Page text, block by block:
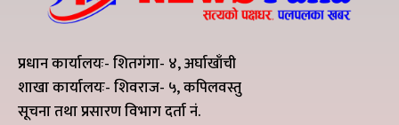
प्रधान कार्यालयः- शितगंगा- ४, अर्घाखाँची
शाखा कार्यालयः- शिवराज- ५, कपिलवस्तु
सूचना तथा प्रसारण विभाग दर्ता नं.